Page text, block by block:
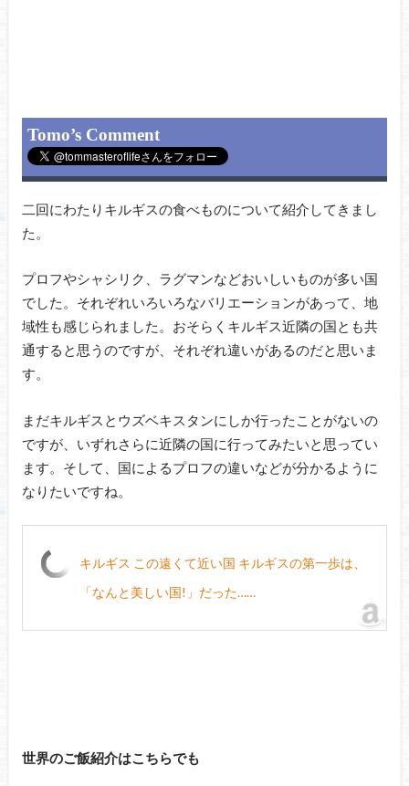
Tomo’s Comment
二回にわたりキルギスの食べものについて紹介してきまし
た。
プロフやシャシリク、ラグマンなどおいしいものが多い国
でした。それぞれいろいろなバリエーションがあって、地
域性も感じられました。おそらくキルギス近隣の国とも共
通すると思うのですが、それぞれ違いがあるのだと思いま
す。
まだキルギスとウズベキスタンにしか行ったことがないの
ですが、いずれさらに近隣の国に行ってみたいと思ってい
ます。そして、国によるプロフの違いなどが分かるように
なりたいですね。
キルギス この遠くて近い国 キルギスの第一歩は、
「なんと美しい国!」だった……
世界のご飯紹介はこちらでも